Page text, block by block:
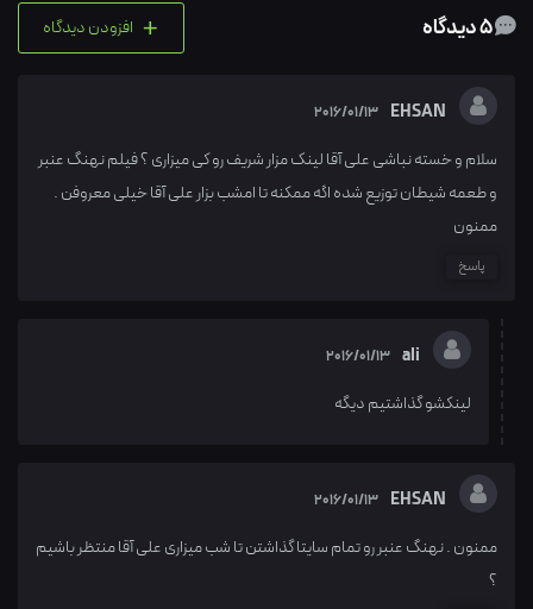
+ افزودن دیدگاه
EHSAN
2016/01/13
سلام و خسته نباشی علی آقا لینک مزار شریف رو کی میزاری ؟ فیلم نهنگ عنبر
و طعمه شیطان توزیع شده اگه ممکنه تا امشب بزار علی آقا خیلی معروفن .
ممنون
پاسخ
ali
2016/01/13
لینکشو گذاشتیم دیگه
EHSAN
2016/01/13
ممنون . نهنگ عنبر رو تمام سایتا گذاشتن تا شب میزاری علی آقا منتظر باشیم
؟